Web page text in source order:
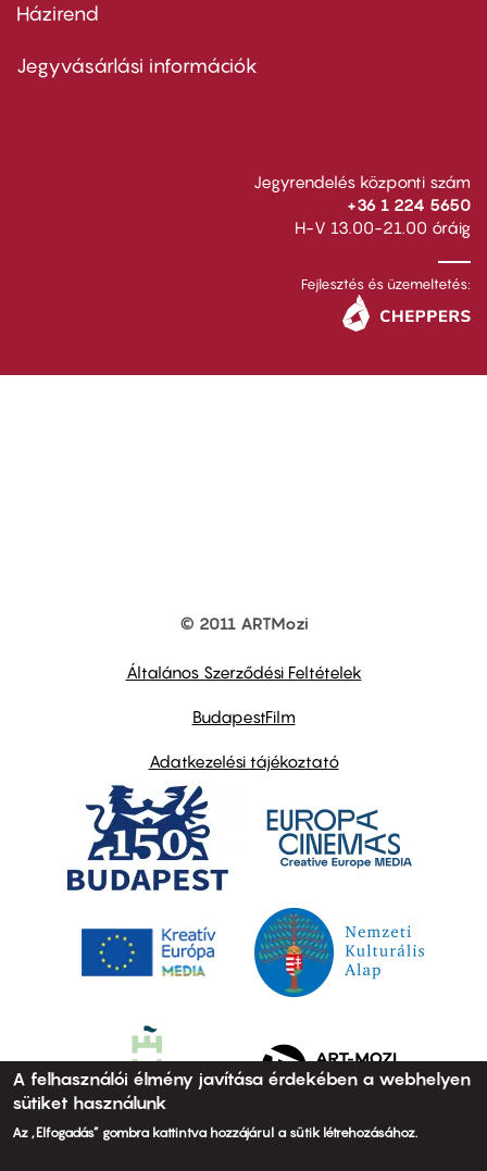
Footer
second
Házirend
Jegyvásárlási információk
Jegyrendelés központi szám
+36 1 224 5650
H-V 13.00-21.00 óráig
Fejlesztés és üzemeltetés:
© 2011 ARTMozi
Általános Szerződési Feltételek
BudapestFilm
Adatkezelési tájékoztató
A felhasználói élmény javítása érdekében a webhelyen
sütiket használunk
Az „Elfogadás” gombra kattintva hozzájárul a sütik létrehozásához.